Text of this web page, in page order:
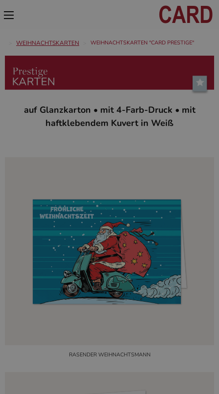
WEIHNACHTSKARTEN WEIHNACHTSKARTEN "CARD PRESTIGE"
auf Glanzkarton • mit 4-Farb-Druck • mit
haftklebendem Kuvert in Weiß
RASENDER WEIHNACHTSMANN